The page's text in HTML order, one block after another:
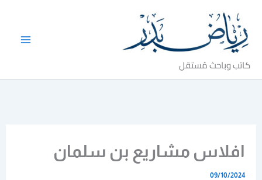
المحتوى
كاتب وباحث مُستقل
افلاس مشاريع بن سلمان
09/10/2024